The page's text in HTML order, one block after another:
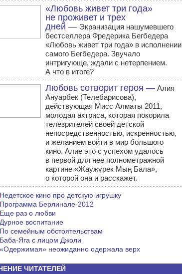
«Любовь живет три года»
не проживет и трех
дней —Экранизация нашумевшего
бестселлера Фредерика Бегбедера
«Любовь живет три года» в исполнении
самого Бегбедера. Звучало
интригующе, ждали с нетерпением.
А что в итоге?
Любовь сотворит героя —Алия
Ануарбек (Телебарисова),
действующая Мисс Алматы 2011,
молодая актриса, которая покорила
телезрителей своей детской
непосредственностью, искренностью,
и желанием войти в мир большого
кино. Алие это с успехом удалось
в первой для нее полнометражной
картине «Жаужүрек Мың Бала»,
о которой она и расскажет.
Недетское кино про детскую игрушку
Программа Берлинале-2012
Еще раз о любви
Дурное воспитание
По семейным обстоятельствам
Баба-Яга с лицом Джоли
«Одержимая» неожиданно одержала верх
ЧИТАТЕЛЕЙ